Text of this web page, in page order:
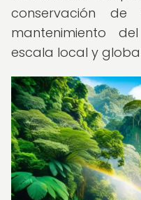
conservación
mantenimiento
escala local y